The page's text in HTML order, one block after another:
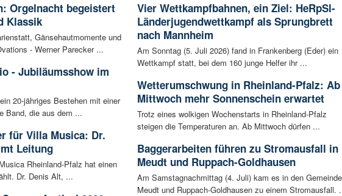
Orgelnacht begeistert
Klassik
Gänsehautmomente und
- Werner Parecker ...
- Jubiläumsshow im
20-jähriges Bestehen mit einer
Band, die aus dem ...
für Villa Musica: Dr.
Leitung
Rheinland-Pfalz hat einen
Dr. Denis Alt, ...
Vier Wettkampfbahnen, ein Ziel: HeRpSl-
Länderjugendwettkampf als Sprungbrett
nach Mannheim
Am Sonntag (5. Juli 2026) fand in Frankenberg (Eder) ein
Wettkampf statt, bei dem 160 junge Helfer ihr ...
Wetterumschwung in Rheinland-Pfalz: Ab
Mittwoch mehr Sonnenschein erwartet
Trotz eines wolkigen Wochenstarts in Rheinland-Pfalz
steigen die Temperaturen an. Ab Mittwoch dürfen ...
Baggerarbeiten führen zu Stromausfall in
Meudt und Ruppach-Goldhausen
Am Samstagnachmittag (4. Juli) kam es in den
Meudt und Ruppach-Goldhausen zu einem Stromausfall.